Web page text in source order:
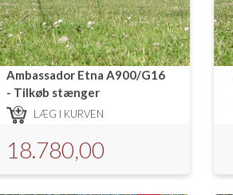
Ambassador Etna A900/G16
- Tilkøb stænger
LÆG I KURVEN
18.780,00